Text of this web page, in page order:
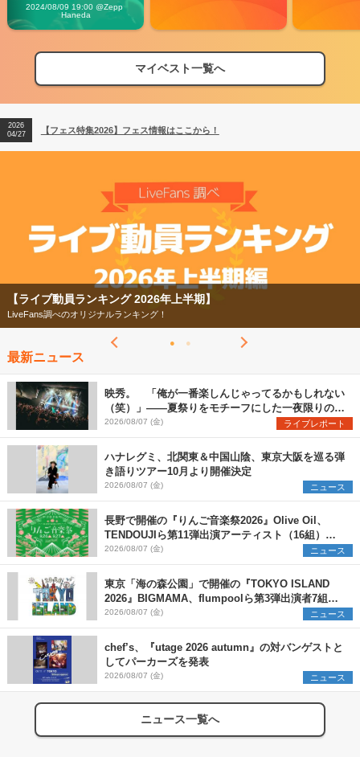
Vibes
2024/08/09 19:00 @Zepp
Haneda
マイベスト一覧へ
【フェス特集2026】フェス情報はここから！
【ライブ動員ランキング】2026年上半期編発表！
2026
04/27
【フェス特集2026】フェス情報はここから！
2026
【ライブ動員ランキング 2026年上半期】
LiveFans調べのオリジナルランキング！
最新ニュース
映秀。 「俺が一番楽しんじゃってるかもしれない
（笑）」――夏祭りをモチーフにした一夜限りのス
ペシャルライブ『色祭』レポート
2026/08/07 (金) ライブレポート
ハナレグミ、北関東＆中国山陰、東京大阪を巡る弾
き語りツアー10月より開催決定
2026/08/07 (金) ニュース
長野で開催の『りんご音楽祭2026』Olive Oil、
TENDOUJIら第11弾出演アーティスト（16組）を
発表
2026/08/07 (金) ニュース
東京「海の森公園」で開催の『TOKYO ISLAND
2026』BIGMAMA、flumpoolら第3弾出演者7組を
発表 ワークショップ・アート出展者を募集
2026/08/07 (金) ニュース
chef’s、『utage 2026 autumn』の対バンゲストと
してパーカーズを発表
2026/08/07 (金) ニュース
ニュース一覧へ